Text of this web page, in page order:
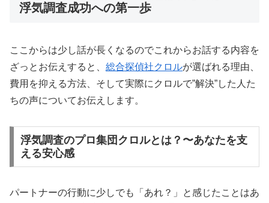
浮気調査成功への第一歩
ここからは少し話が長くなるのでこれからお話する内容を
ざっとお伝えすると、 総合探偵社クロルが選ばれる理由、
費用を抑える方法、そして実際にクロルで”解決”した人た
ちの声についてお伝えします。
浮気調査のプロ集団クロルとは？〜あなたを支
える安心感
パートナーの行動に少しでも「あれ？」と感じたことはあ